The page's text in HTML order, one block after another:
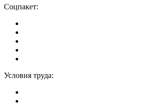
Соцпакет:
Условия труда: